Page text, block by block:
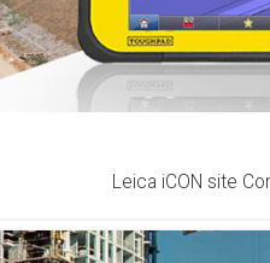
Leica iCON site